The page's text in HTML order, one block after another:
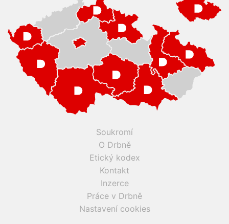
Soukromí
O Drbně
Etický kodex
Kontakt
Inzerce
Práce v Drbně
Nastavení cookies